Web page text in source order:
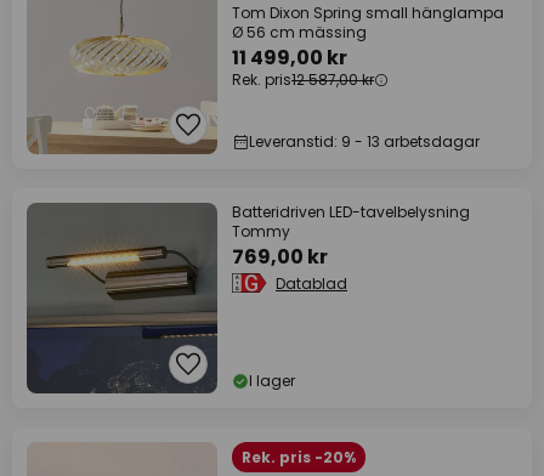
Tom Dixon Spring small hänglampa
Ø 56 cm mässing
11 499,00 kr
Rek. pris12 587,00 kr
Leveranstid: 9 - 13 arbetsdagar
Batteridriven LED-tavelbelysning
Tommy
769,00 kr
Datablad
I lager
Rek. pris -20%